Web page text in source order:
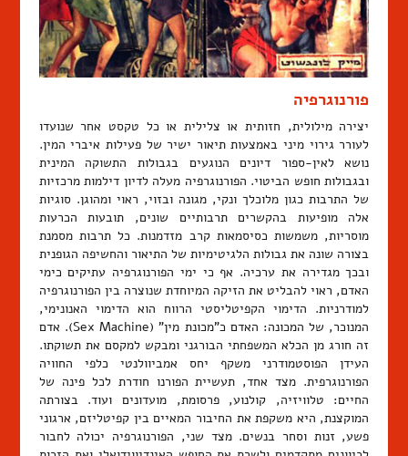
פורנוגרפיה
יצירה מילולית, חזותית או צלילית או כל טקסט אחר שנועדו
לעורר גירוי מיני באמצעות תיאור ישיר של פעילות איברי המין.
נושא לאין-ספור דיונים הנוגעים בגבולות התשוקה המינית
ובגבולות חופש הביטוי. הפורנוגרפיה מעלה לדיון דילמות מרכזיות
של התרבות כגון מלוכלך ונקי, מגונה ובזוי, ראוי ומהוגן. סוגיות
אלה מופיעות בהקשרים תרבותיים שונים, תובעות הכרעות
מוסריות, משמשות כסיסמאות קרב מזדמנות. כל תרבות מסמנת
בצורה שונה את גבולות הלגיטימיות של התיאור והחשיפה הגופנית
ובכך מגדירה את ערכיה. אף כי ימי הפורנוגרפיה עתיקים כימי
האדם, ראוי להבליט את הזיקה המיוחדת שנוצרה בין הפורנוגרפיה
למודרניות. הדימוי הקפיטליסטי הרווח הוא הדימוי האנונימי,
המנוכר, של המכונה: האדם כ"מכונת מין" (Sex Machine). אדם
זה חורג מן הכלא המשפחתי הבורגני ומבקש למקסם את תשוקתו.
העידן הפוסטמודרני משקף יחס אמביוולנטי כלפי החוויה
הפורנוגרפית. מצד אחד, תעשיית הפורנו חודרת לכל פינה של
החיים: טלוויזיה, קולנוע, פרסומת, מועדונים ועוד. בצורתה
המוקצנת, היא משקפת את החיבור המאיים בין קפיטליזם, ארגוני
פשע, זנות וסחר בנשים. מצד שני, הפורנוגרפיה יכולה לחבור